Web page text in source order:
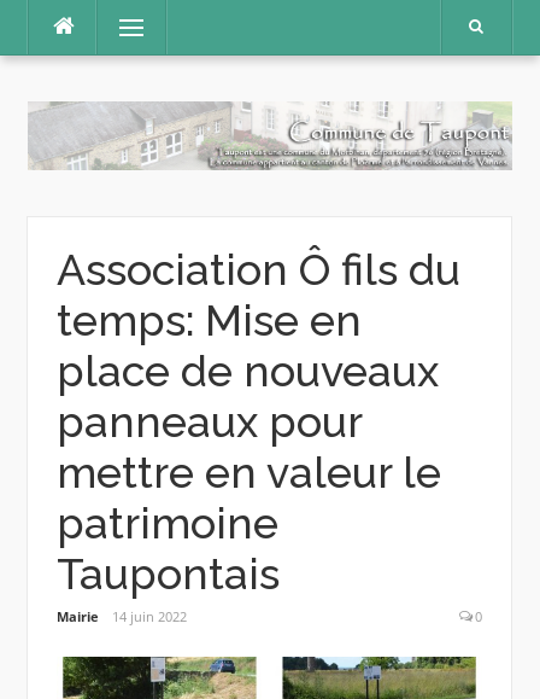
contenu
Menu
Association Ô fils du
temps: Mise en
place de nouveaux
panneaux pour
mettre en valeur le
patrimoine
Taupontais
Mairie 14 juin 2022 0